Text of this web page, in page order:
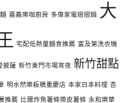
嘉義樂咖廚房 多偉家電摺摺鍋 大
宅配低熱量麵食推薦 富及第洗衣機
披薩 新竹東門市場宵夜 新竹甜點
明水然樂板橋重慶店 本家日本料理 杏
推薦 比爾炸魚薯條帶皮薯條 永和樂華